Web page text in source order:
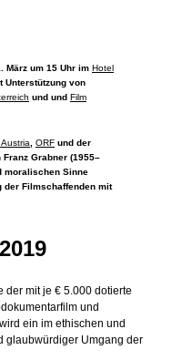
März um 15 Uhr im Hotel
Unterstützung von
und und Film
Austria ORF und der
Grabner (1955–
moralischen Sinne
der Filmschaffenden mit
der mit je € 5.000 dotierte
und
ein im ethischen und
glaubwürdiger Umgang der